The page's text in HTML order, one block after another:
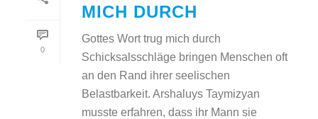
0
MICH DURCH
Gottes Wort trug mich durch
Schicksalsschläge bringen Menschen oft
an den Rand ihrer seelischen
Belastbarkeit. Arshaluys Taymizyan
musste erfahren, dass ihr Mann sie